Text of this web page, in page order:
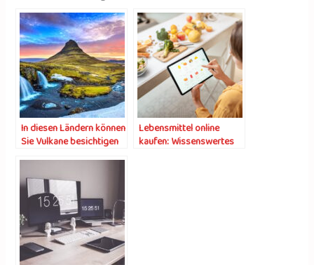
In diesen Ländern können
Sie Vulkane besichtigen
Lebensmittel online
kaufen: Wissenswertes